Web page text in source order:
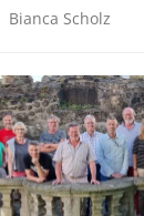
Bianca Scholz